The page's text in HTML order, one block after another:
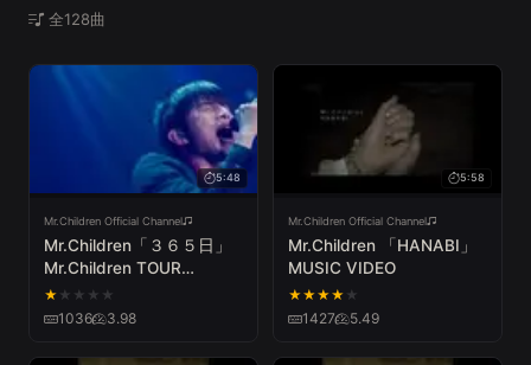
全128曲
5:48
Mr.Children Official Channel
Mr.Children「３６５日」
Mr.Children TOUR
POPSAURUS 2012
★ ★ ★ ★ ★
1036 3.98
5:58
Mr.Children Official Channel
Mr.Children 「HANABI」
MUSIC VIDEO
★★★★ ★
1427 5.49